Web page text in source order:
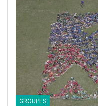
GROUPES